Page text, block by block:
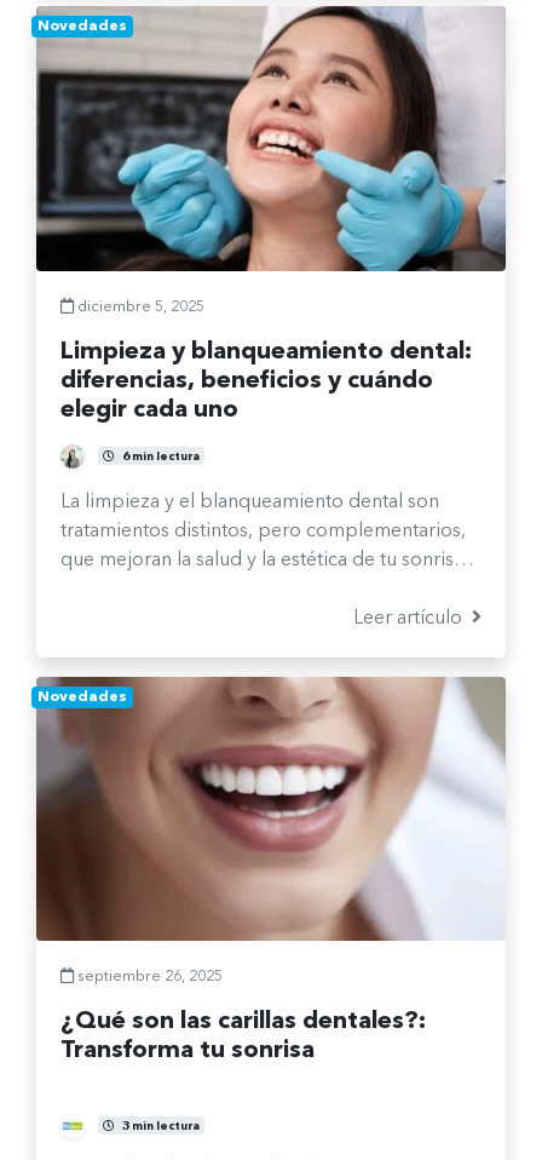
Novedades
diciembre 5, 2025
Limpieza y blanqueamiento dental:
diferencias, beneficios y cuándo
elegir cada uno
Fernanda Burgos Sepúlveda
6 min lectura
La limpieza y el blanqueamiento dental son
tratamientos distintos, pero complementarios,
que mejoran la salud y la estética de tu sonrisa.
diferencian, qué beneficios ofrece cada uno y
tratamiento adecuado según tus necesidades.
Leer artículo
Novedades
septiembre 26, 2025
¿Qué son las carillas dentales?:
Transforma tu sonrisa
Comité Clínico
3 min lectura